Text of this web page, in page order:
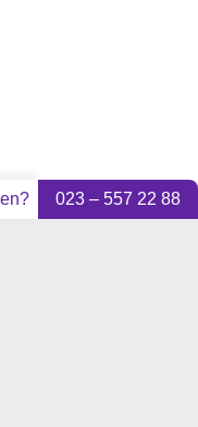
023 – 557 22 88